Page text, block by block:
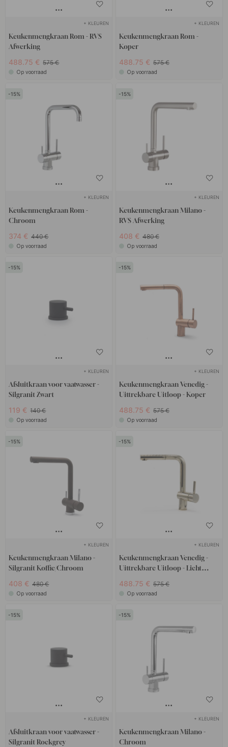
+ KLEUREN
Keukenmengkraan Rom - RVS
Afwerking
488.75 € 575 €
Op voorraad
+ KLEUREN
Keukenmengkraan Rom -
Koper
488.75 € 575 €
Op voorraad
15
+ KLEUREN
Keukenmengkraan Rom -
Chroom
374 € 440 €
Op voorraad
15
+ KLEUREN
Keukenmengkraan Milano -
RVS Afwerking
408 € 480 €
Op voorraad
15
+ KLEUREN
Afsluitkraan voor vaatwasser -
Silgranit Zwart
119 € 140 €
Op voorraad
15
+ KLEUREN
Keukenmengkraan Venedig -
Uittrekbare Uitloop - Koper
488.75 € 575 €
Op voorraad
15
+ KLEUREN
Keukenmengkraan Milano -
Silgranit Koffie/Chroom
408 € 480 €
Op voorraad
15
+ KLEUREN
Keukenmengkraan Venedig -
Uittrekbare Uitloop - Licht
488.75 € 575 €
Op voorraad
15
+ KLEUREN
Afsluitkraan voor vaatwasser -
Silgranit Rockgrey
15
+ KLEUREN
Keukenmengkraan Milano -
Chroom